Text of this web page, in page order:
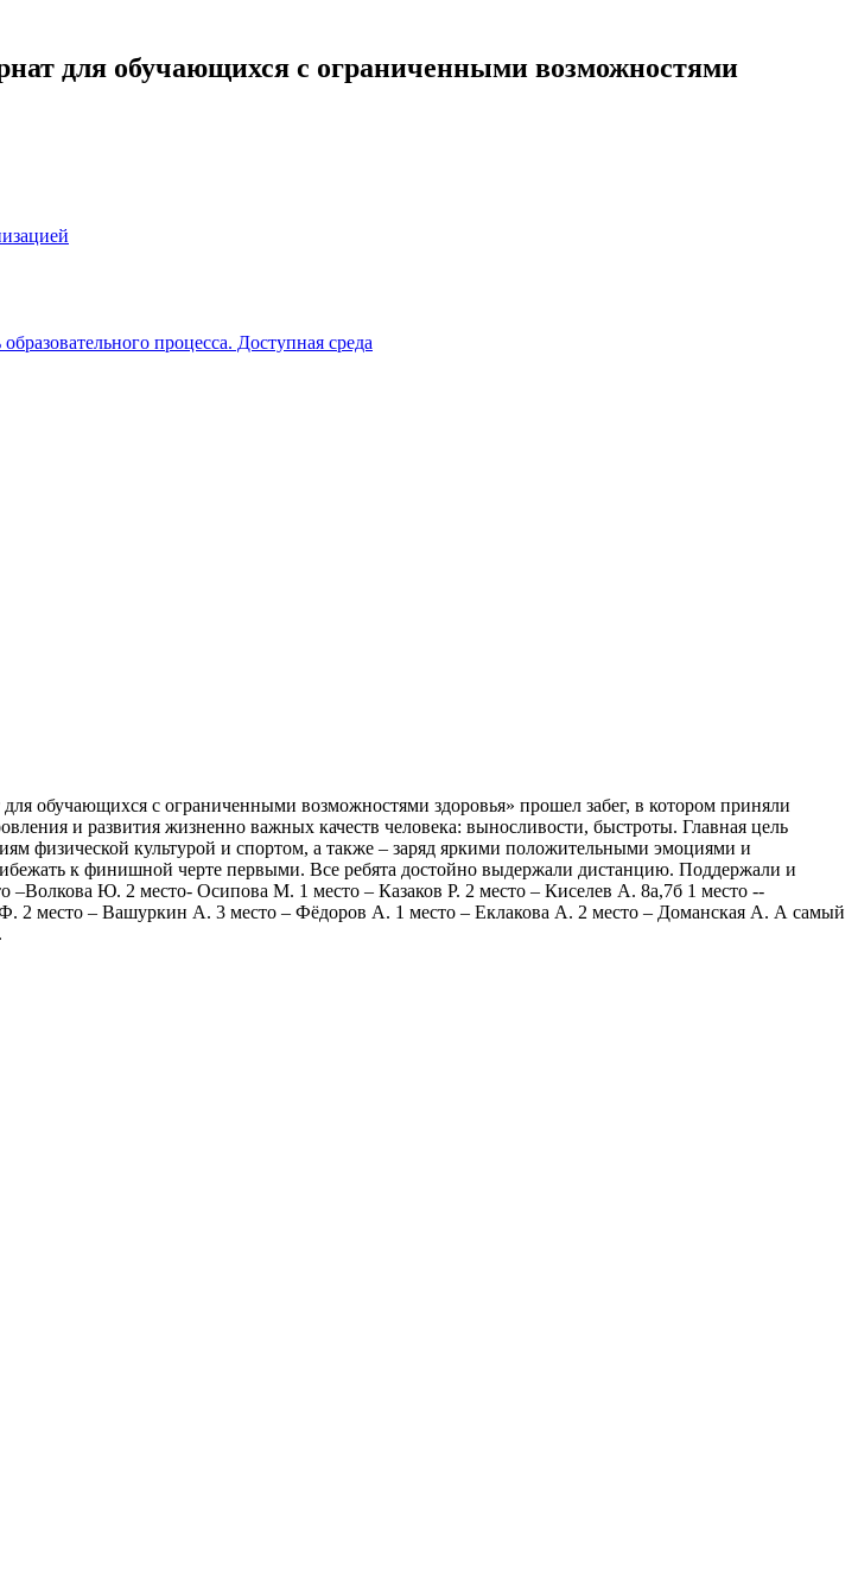
для обучающихся с ограниченными возможностями
процесса. Доступная среда
обучающихся с ограниченными возможностями здоровья» прошел забег, в котором приняли
и развития жизненно важных качеств человека: выносливости, быстроты. Главная цель
физической культурой и спортом, а также – заряд яркими положительными эмоциями и
к финишной черте первыми. Все ребята достойно выдержали дистанцию. Поддержали и
–Волкова Ю. 2 место- Осипова М. 1 место – Казаков Р. 2 место – Киселев А. 8а,7б 1 место --
2 место – Вашуркин А. 3 место – Фёдоров А. 1 место – Еклакова А. 2 место – Доманская А. А самый